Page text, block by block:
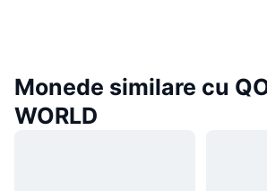
Monede similare cu
WORLD